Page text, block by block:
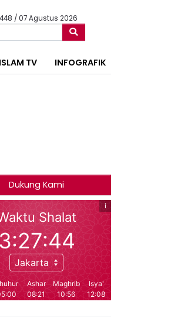
/ 07 Agustus 2026
TV INFOGRAFIK
Dukung Kami